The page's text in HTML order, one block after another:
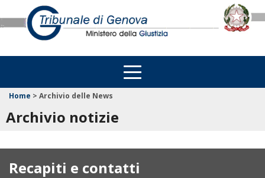
Home > Archivio delle News
Archivio notizie
Recapiti e contatti